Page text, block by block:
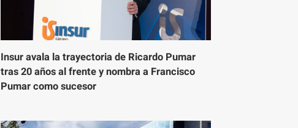
Insur avala la trayectoria de Ricardo Pumar
tras 20 años al frente y nombra a Francisco
Pumar como sucesor